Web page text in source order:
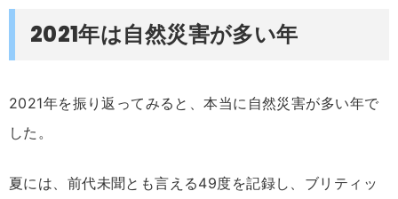
2021年は自然災害が多い年
2021年を振り返ってみると、本当に自然災害が多い年で
した。
夏には、前代未聞とも言える49度を記録し、ブリティッ